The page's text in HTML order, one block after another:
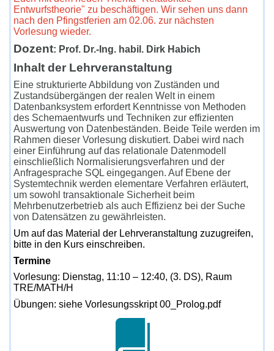
Entwurfstheorie" zu beschäftigen. Wir sehen uns dann
nach den Pfingstferien am 02.06. zur nächsten
Vorlesung wieder.
Dozent: Prof. Dr.-Ing. habil. Dirk Habich
Inhalt der Lehrveranstaltung
Eine strukturierte Abbildung von Zuständen und
Zustandsübergängen der realen Welt in einem
Datenbanksystem erfordert Kenntnisse von Methoden
des Schemaentwurfs und Techniken zur effizienten
Auswertung von Datenbeständen. Beide Teile werden im
Rahmen dieser Vorlesung diskutiert. Dabei wird nach
einer Einführung auf das relationale Datenmodell
einschließlich Normalisierungsverfahren und der
Anfragesprache SQL eingegangen. Auf Ebene der
Systemtechnik werden elementare Verfahren erläutert,
um sowohl transaktionale Sicherheit beim
Mehrbenutzerbetrieb als auch Effizienz bei der Suche
von Datensätzen zu gewährleisten.
Um auf das Material der Lehrveranstaltung zuzugreifen,
bitte in den Kurs einschreiben.
Termine
Vorlesung: Dienstag, 11:10 – 12:40, (3. DS), Raum
TRE/MATH/H
Übungen: siehe Vorlesungsskript 00_Prolog.pdf